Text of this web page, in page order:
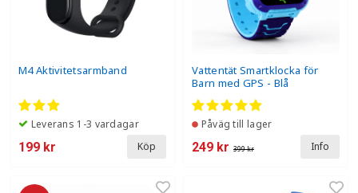
M4 Aktivitetsarmband
Leverans 1-3 vardagar
199 kr Köp
Vattentät Smartklocka för
Barn med GPS - Blå
Påväg till lager
249 kr 399 kr Info